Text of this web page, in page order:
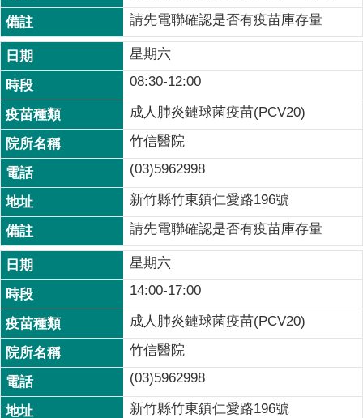
請先電聯確認是否有疫苗庫存量
星期六
08:30-12:00
成人肺炎鏈球菌疫苗(PCV20)
竹信醫院
(03)5962998
新竹縣竹東鎮仁愛路196號
請先電聯確認是否有疫苗庫存量
星期六
14:00-17:00
成人肺炎鏈球菌疫苗(PCV20)
竹信醫院
(03)5962998
新竹縣竹東鎮仁愛路196號